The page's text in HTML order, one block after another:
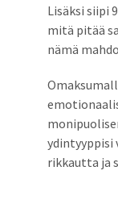
Lisäksi siipi
mitä pitää
nämä
ydintyyppisi
rikkautta ja